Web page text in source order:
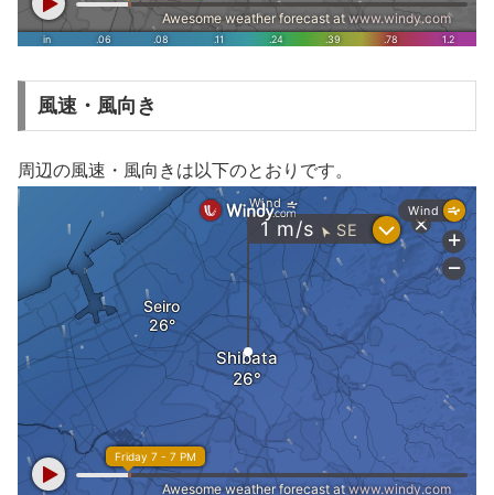
風速・風向き
周辺の風速・風向きは以下のとおりです。